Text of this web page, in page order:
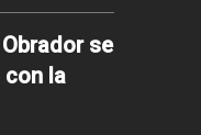
se
con la